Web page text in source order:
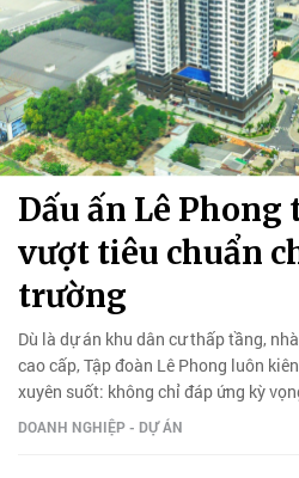
Dấu ấn Lê Phong
vượt tiêu chuẩn
trường
Dù là dự án khu dân cư thấp tầng,
cao cấp, Tập đoàn Lê Phong luôn
xuyên suốt: không chỉ đáp ứng kỳ
vượt trên tiêu chuẩn chung của thị
DOANH NGHIỆP - DỰ ÁN